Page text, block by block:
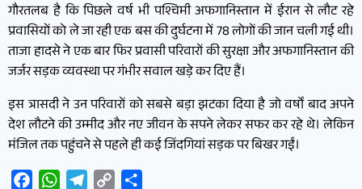
गौरतलब है कि पिछले वर्ष भी पश्चिमी अफगानिस्तान में ईरान से लौट रहे
प्रवासियों को ले जा रही एक बस की दुर्घटना में 78 लोगों की जान चली गई थी।
ताजा हादसे ने एक बार फिर प्रवासी परिवारों की सुरक्षा और अफगानिस्तान की
जर्जर सड़क व्यवस्था पर गंभीर सवाल खड़े कर दिए हैं।
इस त्रासदी ने उन परिवारों को सबसे बड़ा झटका दिया है जो वर्षों बाद अपने
देश लौटने की उम्मीद और नए जीवन के सपने लेकर सफर कर रहे थे। लेकिन
मंजिल तक पहुंचने से पहले ही कई जिंदगियां सड़क पर बिखर गईं।
FacebookWhatsAppTelegram
Copy